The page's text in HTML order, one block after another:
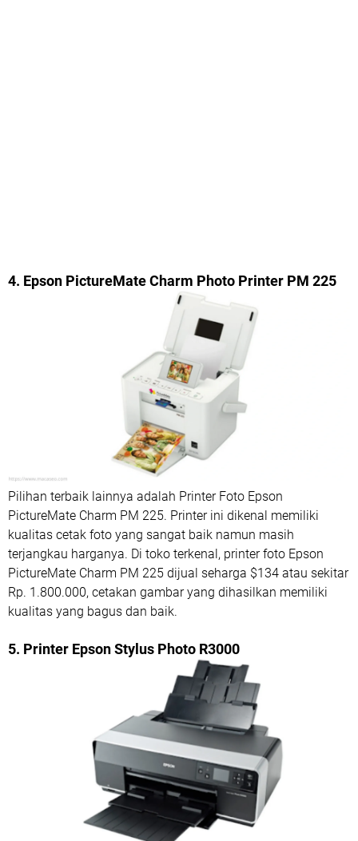
4. Epson PictureMate Charm Photo Printer PM 225
Pilihan terbaik lainnya adalah Printer Foto Epson
PictureMate Charm PM 225. Printer ini dikenal memiliki
kualitas cetak foto yang sangat baik namun masih
terjangkau harganya. Di toko terkenal, printer foto Epson
PictureMate Charm PM 225 dijual seharga $134 atau sekitar
Rp. 1.800.000, cetakan gambar yang dihasilkan memiliki
kualitas yang bagus dan baik.
5. Printer Epson Stylus Photo R3000